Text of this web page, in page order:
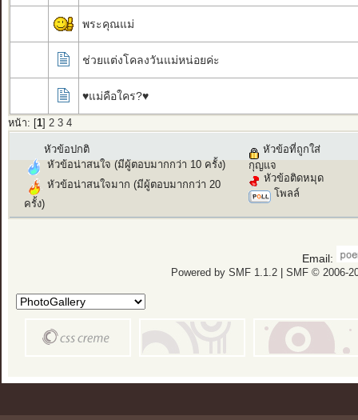
พระคุณแม่
ช่วยแต่งโคลงวันแม่หน่อยค่ะ
♥แม่คือใคร?♥
หน้า: [ 1] 2 3 4
หัวข้อปกติ
หัวข้อน่าสนใจ (มีผู้ตอบมากกว่า 10 ครั้ง)
หัวข้อน่าสนใจมาก (มีผู้ตอบมากกว่า 20
ครั้ง)
หัวข้อที่ถูกใส่
กุญแจ
หัวข้อติดหมุด
โพลล์
Email:
Powered by SMF 1.1.2| SMF © 2006-